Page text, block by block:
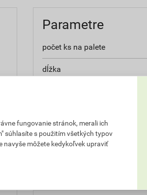
Parametre
počet ks na palete
dĺžka
rozmery
fungovanie stránok, merali ich
súhlasíte s použitím všetkých typov
navyše môžete kedykoľvek upraviť